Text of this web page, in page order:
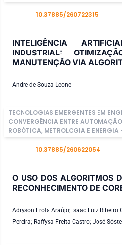
10.37885/260722315
INTELIGÊNCIA
INDUSTRIAL:
MANUTENÇÃO VIA
Andre de Souza Leone
TECNOLOGIAS EMERGENTES EM
CONVERGÊNCIA ENTRE
ROBÓTICA, METROLOGIA E ENERGIA
10.37885/260622054
O USO DOS ALGORITMOS
RECONHECIMENTO DE
Adryson Frota Araújo; Isaac Luiz Ribeiro
Pereira; Raffysa Freita Castro; José